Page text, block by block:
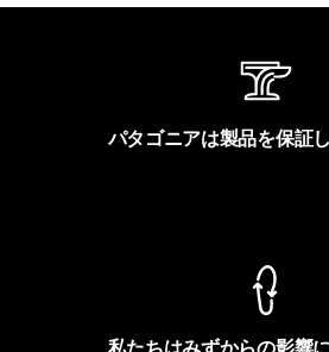
パタゴニアは製品を保証